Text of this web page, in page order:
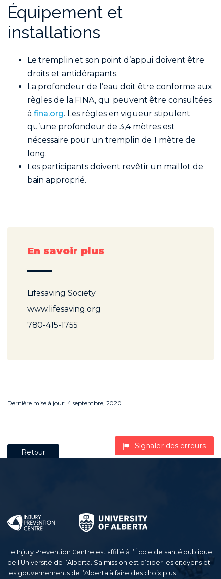
Équipement et
installations
Le tremplin et son point d’appui doivent être
droits et antidérapants.
La profondeur de l’eau doit être conforme aux
règles de la FINA, qui peuvent être consultées
à fina.org. Les règles en vigueur stipulent
qu’une profondeur de 3,4 mètres est
nécessaire pour un tremplin de 1 mètre de
long.
Les participants doivent revêtir un maillot de
bain approprié.
En savoir plus
Lifesaving Society
www.lifesaving.org
780-415-1755
Dernière mise à jour: 4 septembre, 2020.
Retour
Signaler des erreurs
Le Injury Prevention Centre est affilié à l’École de santé publique
de l’Université de l’Alberta. Sa mission est d’aider les citoyens et
les gouvernements de l’Alberta à faire des choix plus